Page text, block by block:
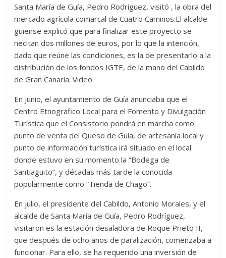
Santa María de Guía, Pedro Rodríguez, visitó , la obra del
mercado agrícola comarcal de Cuatro Caminos.El alcalde
guiense explicó que para finalizar este proyecto se
necitan dos millones de euros, por lo que la intención,
dado que reúne las condiciones, es la de presentarlo a la
distribución de los fondos IGTE, de la mano del Cabildo
de Gran Canaria. Video
En junio, el ayuntamiento de Guía anunciaba que el
Centro Etnográfico Local para el Fomento y Divulgación
Turística que el Consistorio pondrá en marcha como
punto de venta del Queso de Guía, de artesanía local y
punto de información turística irá situado en el local
donde estuvo en su momento la “Bodega de
Santiaguito”, y décadas más tarde la conocida
popularmente como “Tienda de Chago”.
En julio, el presidente del Cabildo, Antonio Morales, y el
alcalde de Santa María de Guía, Pedro Rodríguez,
visitaron es la estación desaladora de Roque Prieto II,
que después de ocho años de paralización, comenzaba a
funcionar. Para ello, se ha requerido una inversión de